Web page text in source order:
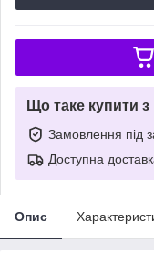
Що таке купити
Замовлення під
Доступна
Опис